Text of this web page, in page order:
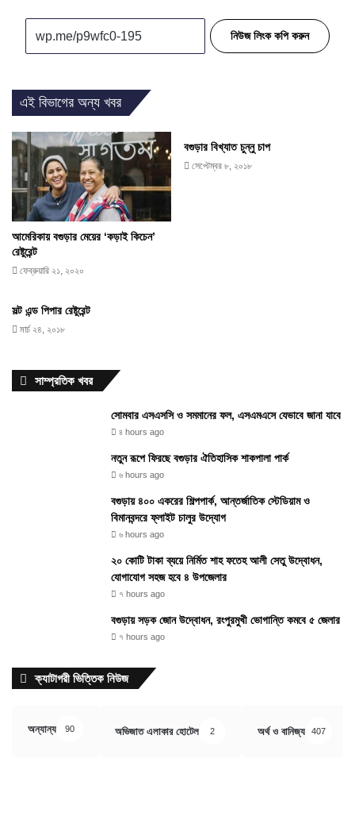
নিউজ লিংক কপি করুন
এই বিভাগের অন্য খবর
আমেরিকায় বগুড়ার মেয়ের ‘কড়াই কিচেন’
রেষ্টুরেন্ট
ফেব্রুয়ারি ২১, ২০২০
বগুড়ার বিখ্যাত চুন্নু চাপ
সেপ্টেম্বর ৮, ২০১৮
সল্ট এন্ড পিপার রেষ্টুরেন্ট
মার্চ ২৪, ২০১৮
সাম্প্রতিক খবর
সোমবার এসএসসি ও সমমানের ফল, এসএমএসে যেভাবে জানা যাবে
৪ hours ago
নতুন রূপে ফিরছে বগুড়ার ঐতিহাসিক শাকপালা পার্ক
৬ hours ago
বগুড়ায় ৪০০ একরের শিল্পপার্ক, আন্তর্জাতিক স্টেডিয়াম ও
বিমানবন্দরে ফ্লাইট চালুর উদ্যোগ
৬ hours ago
২০ কোটি টাকা ব্যয়ে নির্মিত শাহ ফতেহ আলী সেতু উদ্বোধন,
যোগাযোগ সহজ হবে ৪ উপজেলার
৭ hours ago
বগুড়ায় সড়ক জোন উদ্বোধন, রংপুরমুখী ভোগান্তি কমবে ৫ জেলার
৭ hours ago
ক্যাটাগরী ভিত্তিক নিউজ
অন্যান্য 90 অভিজাত এলাকার হোটেল 2 অর্থ ও বানিজ্য 407